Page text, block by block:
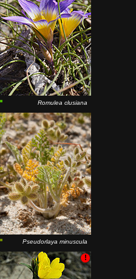
Romulea clusiana
Pseudorlaya minuscula
!